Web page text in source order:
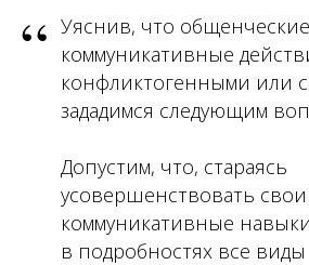
“ Уяснив, что
коммуникативные
конфликтогенными или
зададимся следующим
Допустим, что, стараясь
усовершенствовать свои
коммуникативные
в подробностях все виды